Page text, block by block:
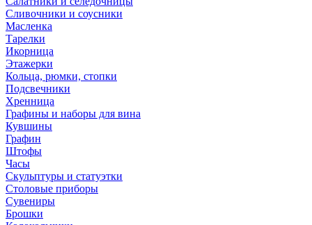
Сливочники и соусники
Масленка
Тарелки
Икорница
Этажерки
Кольца, рюмки, стопки
Подсвечники
Хренница
Графины и наборы для вина
Кувшины
Графин
Штофы
Часы
Скульптуры и статуэтки
Столовые приборы
Сувениры
Брошки